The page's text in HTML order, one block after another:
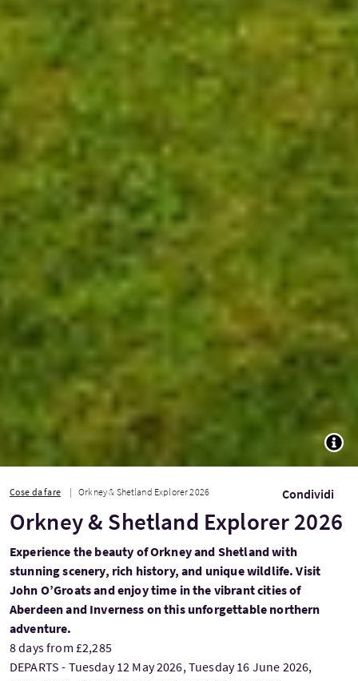
Cose da fare Orkney & Shetland Explorer 2026 Condividi
Orkney & Shetland Explorer 2026
Experience the beauty of Orkney and Shetland with
stunning scenery, rich history, and unique wildlife. Visit
John O’Groats and enjoy time in the vibrant cities of
Aberdeen and Inverness on this unforgettable northern
adventure.
8 days from £2,285
DEPARTS - Tuesday 12 May 2026, Tuesday 16 June 2026,